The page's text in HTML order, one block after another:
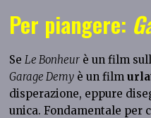
Per piangere:
Se Le Bonheur è un film
Garage Demy è un film
disperazione, eppure
unica. Fondamentale per